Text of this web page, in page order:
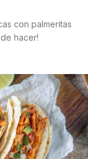
con palmeritas
hacer!